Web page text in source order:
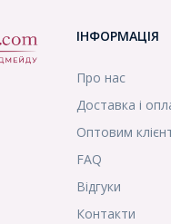
ІНФОРМАЦІЯ
Про нас
Доставка і
Оптовим
FAQ
Відгуки
Контакти